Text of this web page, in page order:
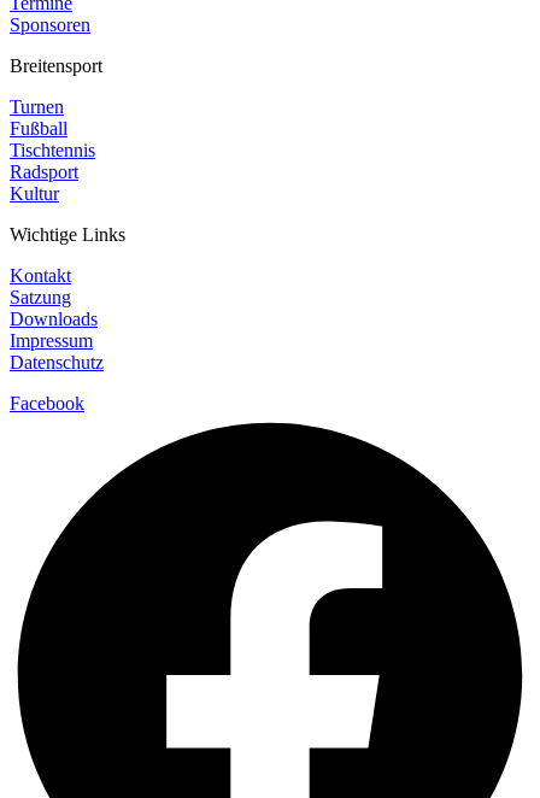
Sponsoren
Breitensport
Turnen
Fußball
Tischtennis
Radsport
Kultur
Wichtige Links
Kontakt
Satzung
Downloads
Impressum
Datenschutz
Facebook